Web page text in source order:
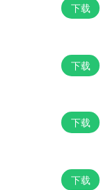
下载
下载
下载
下载